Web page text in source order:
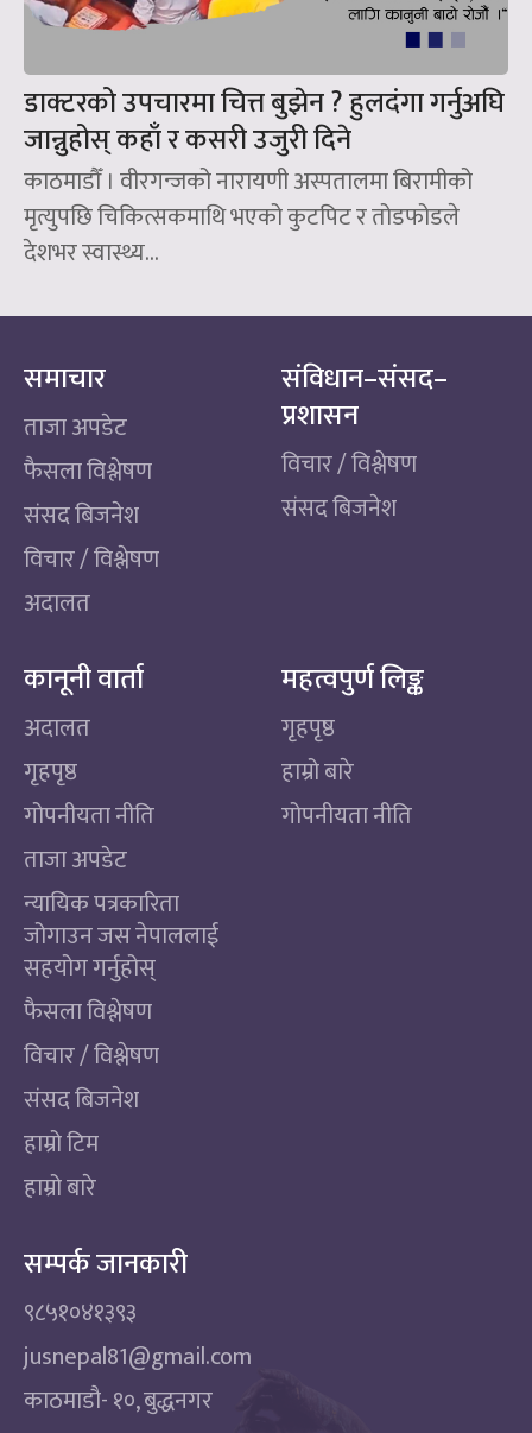
डाक्टरको उपचारमा चित्त बुझेन ? हुलदंगा गर्नुअघि
जान्नुहोस् कहाँ र कसरी उजुरी दिने
काठमाडौँ । वीरगन्जको नारायणी अस्पतालमा बिरामीको
मृत्युपछि चिकित्सकमाथि भएको कुटपिट र तोडफोडले
देशभर स्वास्थ्य...
समाचार
ताजा अपडेट
फैसला विश्लेषण
संसद बिजनेश
विचार / विश्लेषण
अदालत
संविधान–संसद–
प्रशासन
विचार / विश्लेषण
संसद बिजनेश
कानूनी वार्ता
अदालत
गृहपृष्ठ
गोपनीयता नीति
ताजा अपडेट
न्यायिक पत्रकारिता
जोगाउन जस नेपाललाई
सहयोग गर्नुहोस्
फैसला विश्लेषण
विचार / विश्लेषण
संसद बिजनेश
हाम्रो टिम
हाम्रो बारे
महत्वपुर्ण लिङ्क
गृहपृष्ठ
हाम्रो बारे
गोपनीयता नीति
सम्पर्क जानकारी
९८५१०४१३९३
jusnepal81@gmail.com
काठमाडाै‌- १०, बुद्धनगर